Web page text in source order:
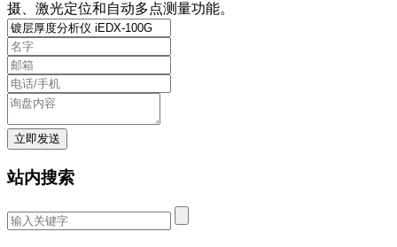
摄、激光定位和自动多点测量功能。
站内搜索